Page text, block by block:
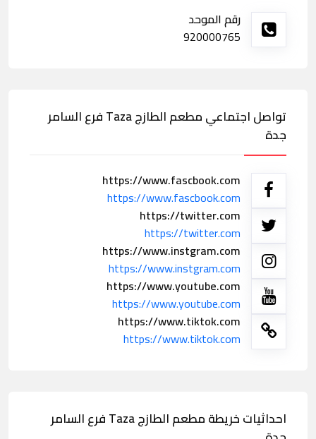
رقم الموحد
920000765
تواصل اجتماعي مطعم الطازج Taza فرع السامر
جدة
https://www.fascbook.com
https://www.fascbook.com
https://twitter.com
https://twitter.com
https://www.instgram.com
https://www.instgram.com
https://www.youtube.com
https://www.youtube.com
https://www.tiktok.com
https://www.tiktok.com
احداثيات خريطة مطعم الطازج Taza فرع السامر